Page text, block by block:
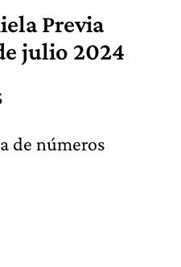
Previa
julio 2024
de números